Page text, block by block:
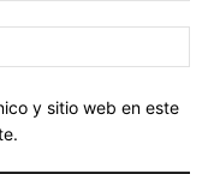
y sitio web en este